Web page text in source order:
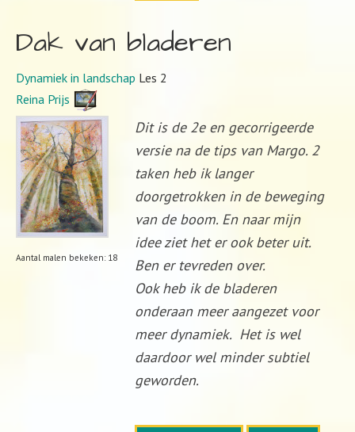
Dak van bladeren
Dynamiek in landschap Les 2
Reina Prijs
Aantal malen bekeken: 18
Dit is de 2e en gecorrigeerde
versie na de tips van Margo. 2
taken heb ik langer
doorgetrokken in de beweging
van de boom. En naar mijn
idee ziet het er ook beter uit.
Ben er tevreden over.
Ook heb ik de bladeren
onderaan meer aangezet voor
meer dynamiek. Het is wel
daardoor wel minder subtiel
geworden.